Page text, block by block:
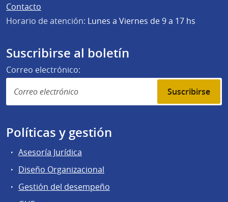
Contacto
Horario de atención: Lunes a Viernes de 9 a 17 hs
Suscribirse al boletín
Correo electrónico:
Suscribirse
Políticas y gestión
Asesoría Jurídica
Diseño Organizacional
Gestión del desempeño